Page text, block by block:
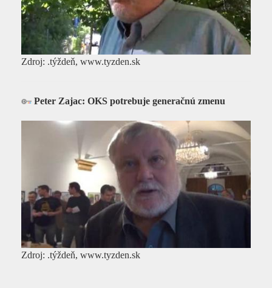
Zdroj: .týždeň, www.tyzden.sk
Peter Zajac: OKS potrebuje generačnú zmenu
Zdroj: .týždeň, www.tyzden.sk